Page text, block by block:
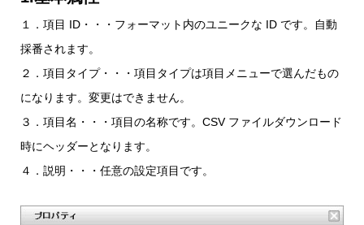
１．項目 ID・・・フォーマット内のユニークな ID です。自動
採番されます。
２．項目タイプ・・・項目タイプは項目メニューで選んだもの
になります。変更はできません。
３．項目名・・・項目の名称です。CSV ファイルダウンロード
時にヘッダーとなります。
４．説明・・・任意の設定項目です。